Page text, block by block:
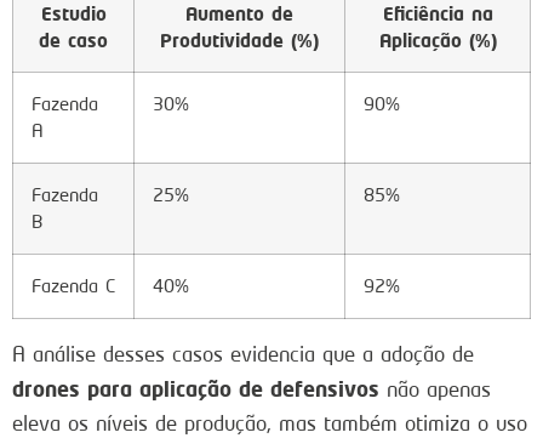
Estudio
de caso
Aumento de
Produtividade (%)
Eficiência na
Aplicação (%)
Fazenda
A
30% 90%
Fazenda
B
25% 85%
Fazenda C 40% 92%
A análise desses casos evidencia que a adoção de
drones para aplicação de defensivos não apenas
eleva os níveis de produção, mas também otimiza o uso